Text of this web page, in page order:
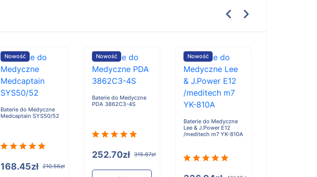
Nowość
Baterie do Medyczne
Medcaptain SYS50/52
168.45zł 210.56zł
Nowość
Baterie do Medyczne
PDA 3862C3-4S
252.70zł 315.87zł
Nowość
Baterie do Medyczne
Lee & J.Power E12
/meditech m7 YK-810A